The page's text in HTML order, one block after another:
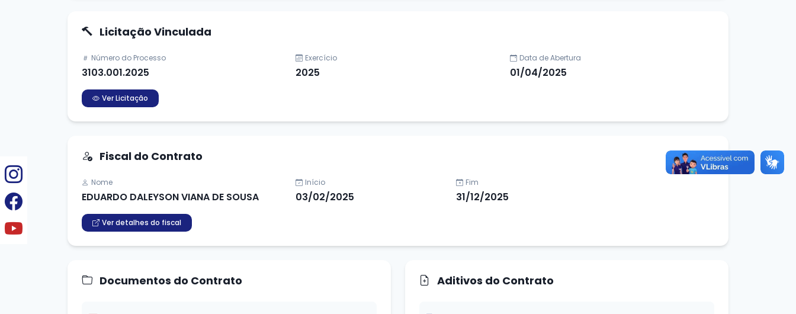
Licitação Vinculada
Número do Processo
3103.001.2025
Exercício
2025
Data de Abertura
01/04/2025
Ver Licitação
Fiscal do Contrato
Nome
EDUARDO DALEYSON VIANA DE SOUSA
Início
03/02/2025
Fim
31/12/2025
Ver detalhes do fiscal
Documentos do Contrato Aditivos do Contrato